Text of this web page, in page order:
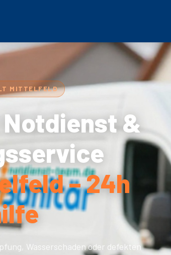
MITTELFELD
&
– 24h
Wasserschaden oder defekten